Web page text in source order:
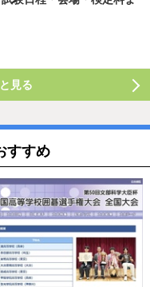
見る
すすめ